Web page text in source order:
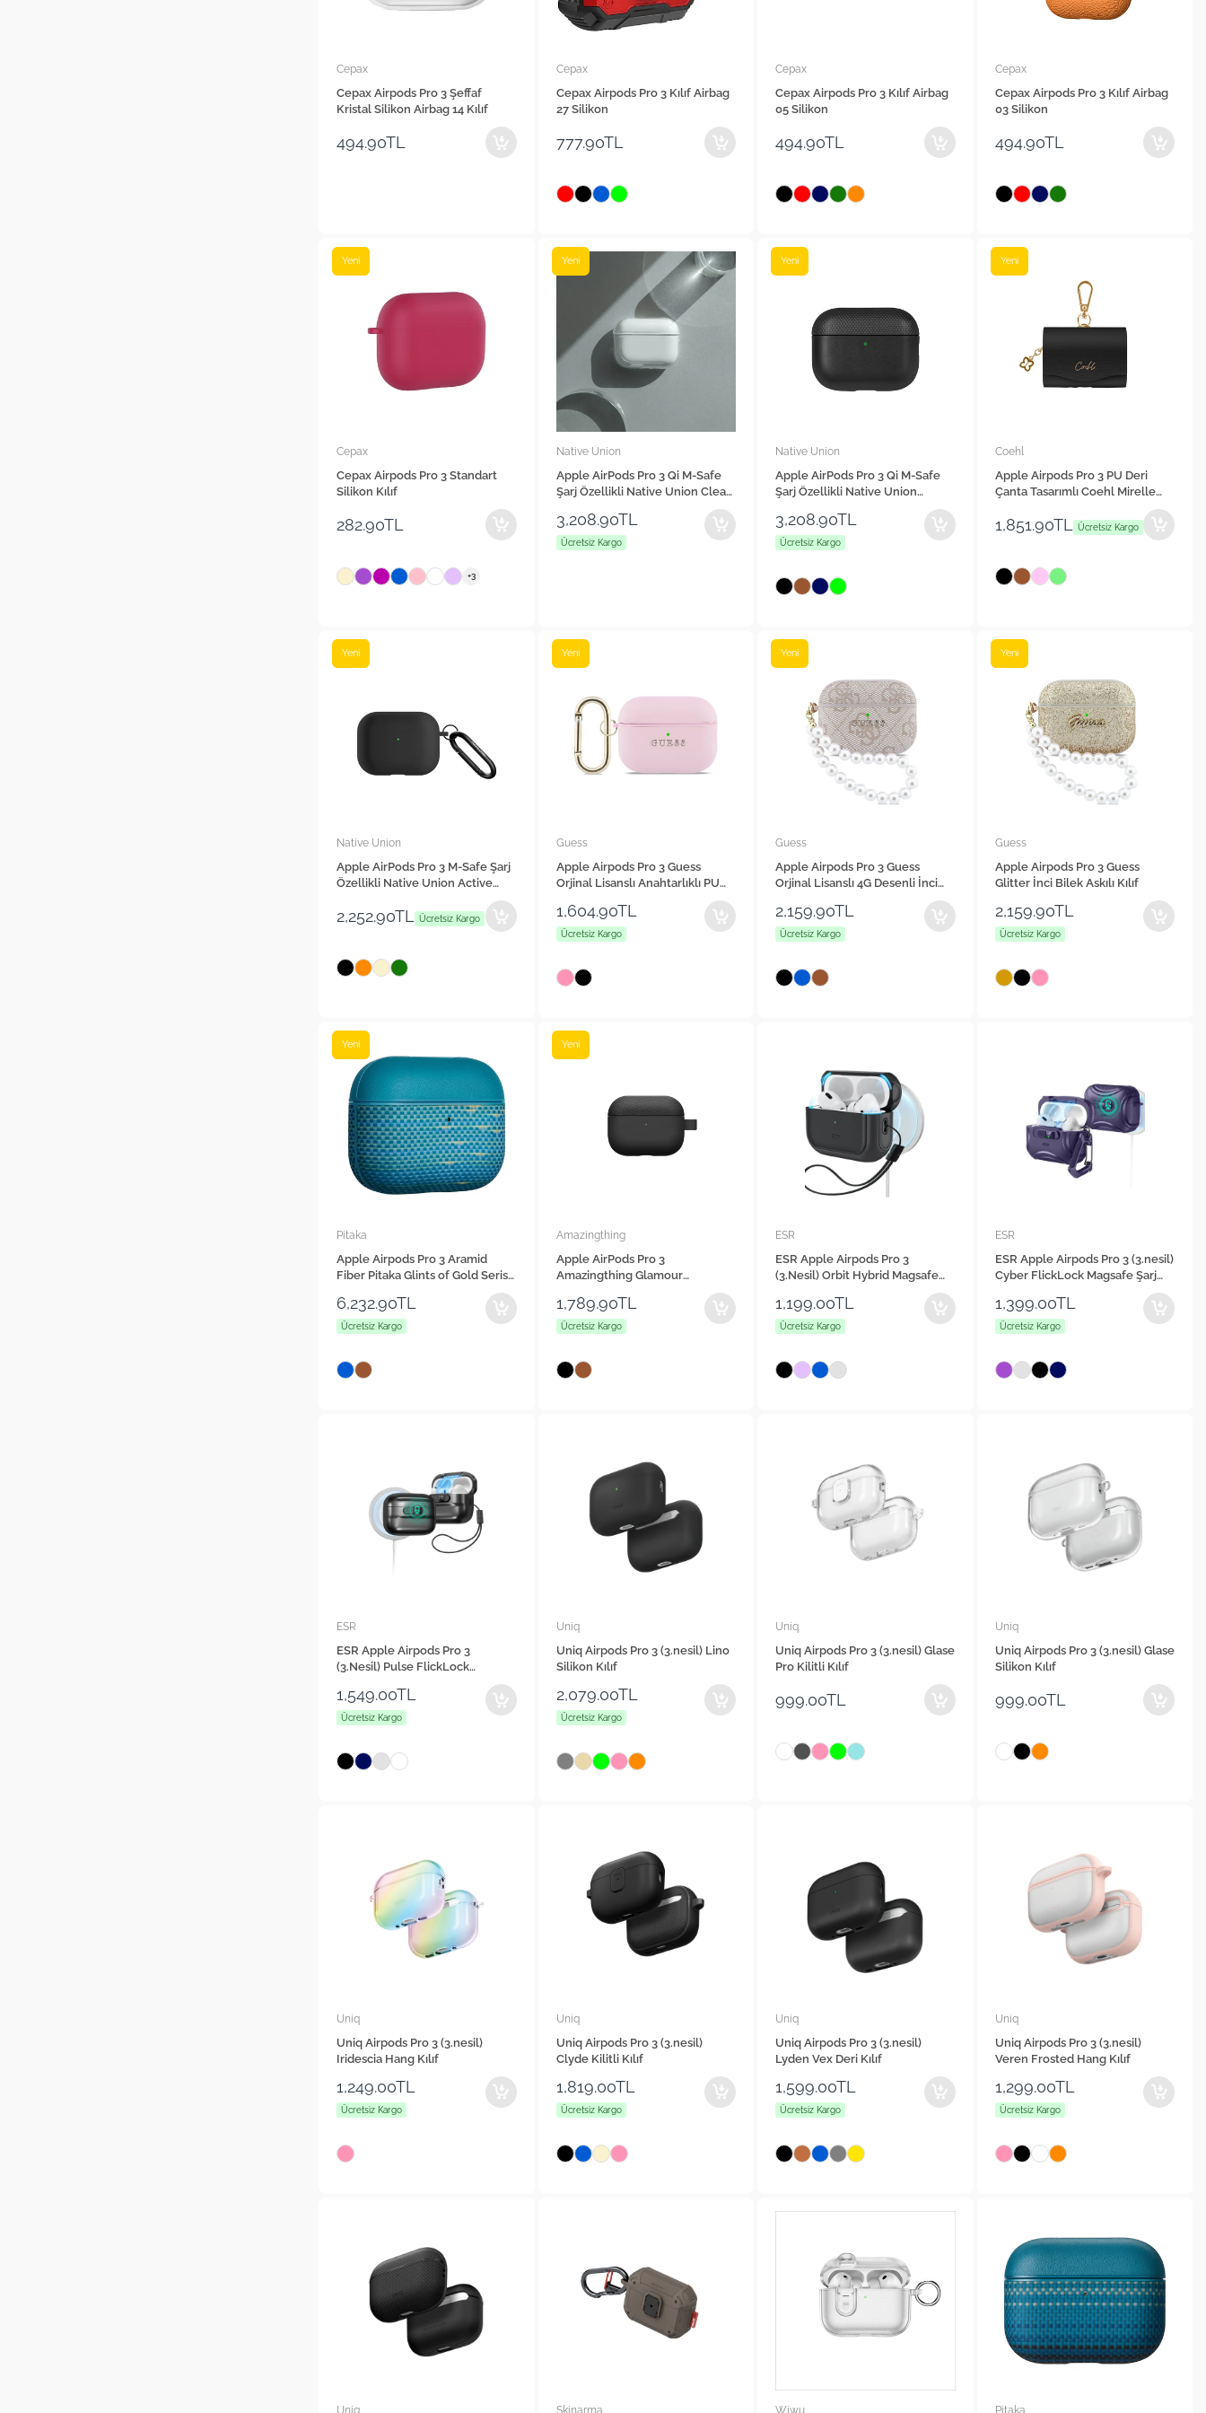
Cepax
Cepax Airpods Pro 3 Şeffaf
Kristal Silikon Airbag 14 Kılıf
494.90TL
Cepax
Cepax Airpods Pro 3 Kılıf Airbag
27 Silikon
777.90TL
Cepax
Cepax Airpods Pro 3 Kılıf Airbag
05 Silikon
494.90TL
Cepax
Cepax Airpods Pro 3 Kılıf Airbag
03 Silikon
494.90TL
Cepax
Cepax Airpods Pro 3 Standart
Silikon Kılıf
Yeni
282.90TL
+3
Native Union
Apple AirPods Pro 3 Qi M-Safe
Şarj Özellikli Native Union Clear
Yeni
3,208.90TL
Ücretsiz Kargo
Native Union
Apple AirPods Pro 3 Qi M-Safe
Şarj Özellikli Native Union
Yeni
3,208.90TL
Ücretsiz Kargo
Coehl
Apple Airpods Pro 3 PU Deri
Çanta Tasarımlı Coehl Mirelle
Yeni
1,851.90TL Ücretsiz Kargo
Native Union
Apple AirPods Pro 3 M-Safe Şarj
Özellikli Native Union Active
Yeni
2,252.90TL Ücretsiz Kargo
Guess
Apple Airpods Pro 3 Guess
Orjinal Lisanslı Anahtarlıklı PU
Yeni
1,604.90TL
Ücretsiz Kargo
Guess
Apple Airpods Pro 3 Guess
Orjinal Lisanslı 4G Desenli İnci
Yeni
2,159.90TL
Ücretsiz Kargo
Guess
Apple Airpods Pro 3 Guess
Glitter İnci Bilek Askılı Kılıf
Yeni
2,159.90TL
Ücretsiz Kargo
Pitaka
Apple Airpods Pro 3 Aramid
Fiber Pitaka Glints of Gold Serisi
Yeni
6,232.90TL
Ücretsiz Kargo
Amazingthing
Apple AirPods Pro 3
Amazingthing Glamour
Classique Serisi Deri Tasarımlı
Kılıf
Yeni
1,789.90TL
Ücretsiz Kargo
ESR
ESR Apple Airpods Pro 3
(3.Nesil) Orbit Hybrid Magsafe
1,199.00TL
Ücretsiz Kargo
ESR
ESR Apple Airpods Pro 3 (3.nesil)
Cyber FlickLock Magsafe Şarj
1,399.00TL
Ücretsiz Kargo
ESR
ESR Apple Airpods Pro 3
(3.Nesil) Pulse FlickLock
Magsafe Şarj Destekli Kilitli Kılıf
1,549.00TL
Ücretsiz Kargo
Uniq
Uniq Airpods Pro 3 (3.nesil) Lino
Silikon Kılıf
2,079.00TL
Ücretsiz Kargo
Uniq
Uniq Airpods Pro 3 (3.nesil) Glase
Pro Kilitli Kılıf
999.00TL
Uniq
Uniq Airpods Pro 3 (3.nesil) Glase
Silikon Kılıf
999.00TL
Uniq
Uniq Airpods Pro 3 (3.nesil)
Iridescia Hang Kılıf
1,249.00TL
Ücretsiz Kargo
Uniq
Uniq Airpods Pro 3 (3.nesil)
Clyde Kilitli Kılıf
1,819.00TL
Ücretsiz Kargo
Uniq
Uniq Airpods Pro 3 (3.nesil)
Lyden Vex Deri Kılıf
1,599.00TL
Ücretsiz Kargo
Uniq
Uniq Airpods Pro 3 (3.nesil)
Veren Frosted Hang Kılıf
1,299.00TL
Ücretsiz Kargo
Uniq Skinarma Wiwu Pitaka